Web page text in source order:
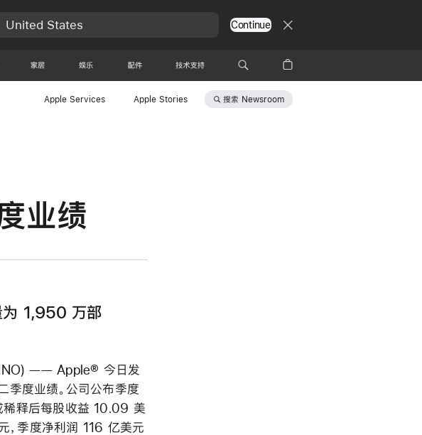
United States Continue
家居 娱乐 配件 技术支持
Apple Services Apple Stories 搜索 Newsroom
业绩
为 1,950 万部
—— Apple® 今日发
度业绩。公司公布季度
稀释后每股收益 10.09 美
，季度净利润 116 亿美元